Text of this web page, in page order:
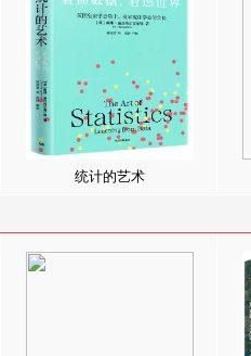
统计的艺术